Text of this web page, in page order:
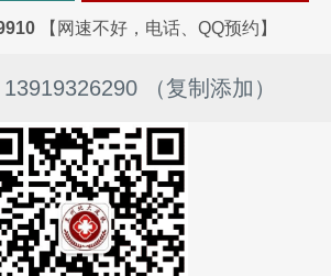
【网速不好，电话、QQ预约】
（复制添加）